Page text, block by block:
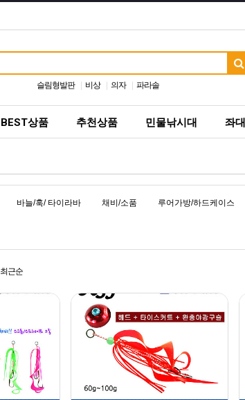
슬림형발판 비상 의자 파라솔
BEST상품 추천상품 민물낚시대 좌대
바늘/훅/ 타이라바 채비/소품 루어가방/하드케이스
최근순